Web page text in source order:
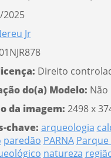
2025
Jr
Direito
do(a) Modelo: Não
da imagem: 2498 x
chave: arqueologia
paredão PARNA
natureza